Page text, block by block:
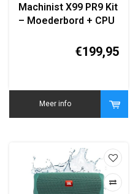
Machinist X99 PR9 Kit
– Moederbord + CPU
2666 (2x8GB)€199,95
Meer info